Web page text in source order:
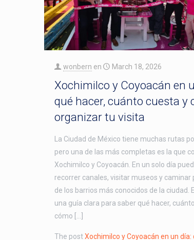
wonbern en March 18, 2026
Xochimilco y Coyoacán en
qué hacer, cuánto cuesta y
organizar tu visita
La Ciudad de México tiene muchas rutas
pero una de las más completas es la que
Xochimilco y Coyoacán. En un solo día
recorrer canales, visitar museos y caminar
de los barrios más conocidos de la ciudad.
una guía clara para saber qué hacer,
cómo […]
The postXochimilco y Coyoacán en un día: